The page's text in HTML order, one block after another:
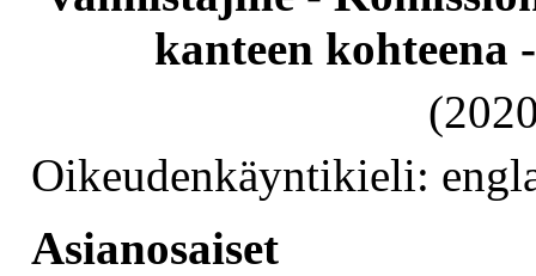
kanteen
Oikeudenkäyntikieli:
Asianosaiset